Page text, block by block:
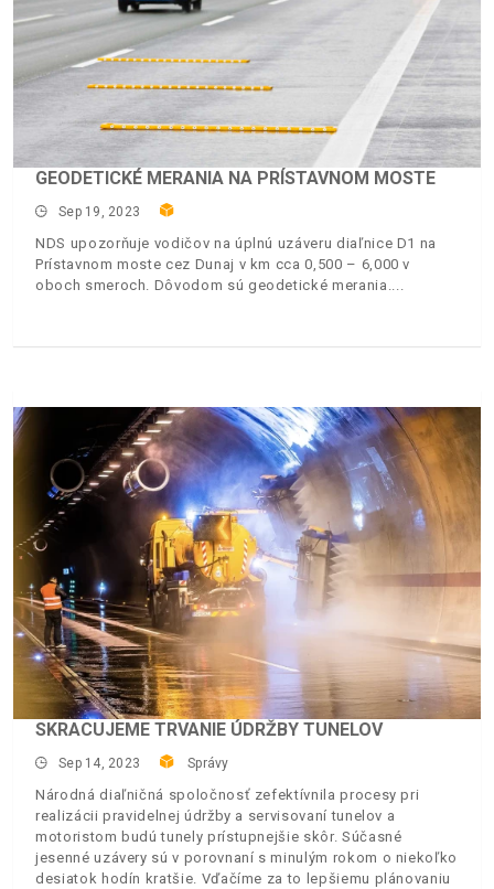
GEODETICKÉ MERANIA NA PRÍSTAVNOM MOSTE
Sep 19, 2023
NDS upozorňuje vodičov na úplnú uzáveru diaľnice D1 na
Prístavnom moste cez Dunaj v km cca 0,500 – 6,000 v
oboch smeroch. Dôvodom sú geodetické merania.
SKRACUJEME TRVANIE ÚDRŽBY TUNELOV
Sep 14, 2023 Správy
Národná diaľničná spoločnosť zefektívnila procesy pri
realizácii pravidelnej údržby a servisovaní tunelov a
motoristom budú tunely prístupnejšie skôr. Súčasné
jesenné uzávery sú v porovnaní s minulým rokom o niekoľko
desiatok hodín kratšie. Vďačíme za to lepšiemu plánovaniu